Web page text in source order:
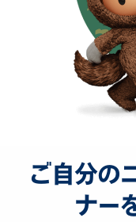
ご自分の
ナー